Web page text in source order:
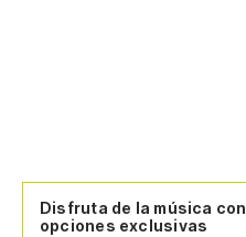
Disfruta de la música con
opciones exclusivas